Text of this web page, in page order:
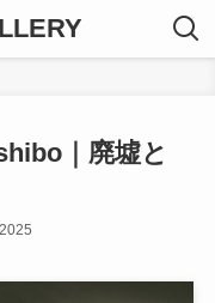
｜廃墟と